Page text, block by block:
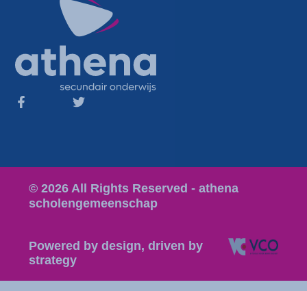
© 2026 All Rights Reserved - athena
scholengemeenschap
Powered by design, driven by
strategy